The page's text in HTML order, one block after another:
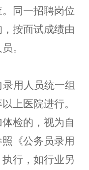
同一招聘岗位
按面试成绩由
。
用人员统一组
上医院进行。
检的， 视为 自
《公务员录用
行， 如行业另